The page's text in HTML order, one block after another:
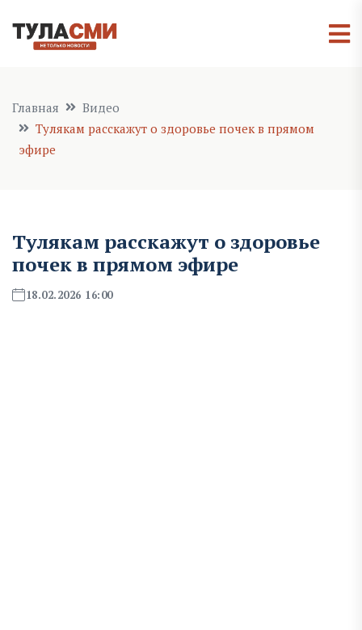
Главная
Видео
Тулякам расскажут о здоровье почек в прямом
эфире
Тулякам расскажут о здоровье
почек в прямом эфире
18.02.2026 16:00